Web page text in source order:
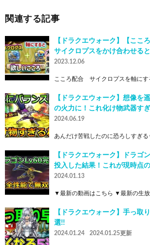
関連する記事
【ドラクエウォーク】【ここ
サイクロプスをかけ合わせる
2023.12.06
こころ配合 サイクロプスを軸に
【ドラクエウォーク】想像を
の火力に！これ化け物武器す
2024.06.19
あんだけ苦戦したのに恐ろしすぎ
【ドラクエウォーク】ドラゴ
投入した結果！これが現時点
2024.01.13
▼最新の動画はこちら ▼最新の生
【ドラクエウォーク】手っ取
選!!
2024.01.24 2024.01.25更新